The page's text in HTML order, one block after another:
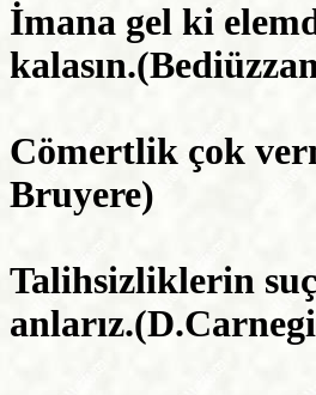
İmana gel ki
Cömertlik çok
Bruyere)
Talihsizliklerin